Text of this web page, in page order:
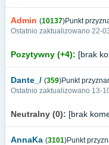
Admin (10137)Punkt
Ostatnio zaktualizowano 22-
Pozytywny (+4): [brak
Dante_/ (359)Punkt
Ostatnio zaktualizowano 13-
Neutralny (0): [brak
AnnaKa (3101)Punkt